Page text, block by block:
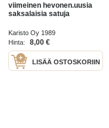
viimeinen hevonen.uusia
saksalaisia satuja
Karisto Oy 1989
Hinta:
8,00 €
LISÄÄ OSTOSKORIIN